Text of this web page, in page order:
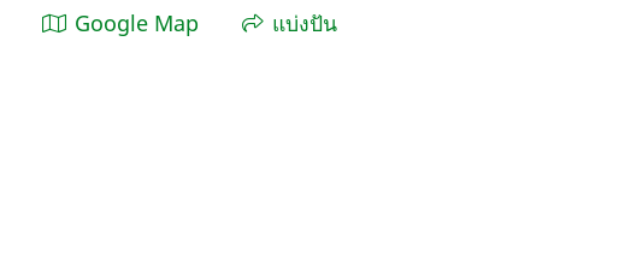
Google Map แบ่งปัน